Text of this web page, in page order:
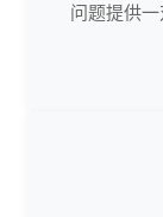
问题提供